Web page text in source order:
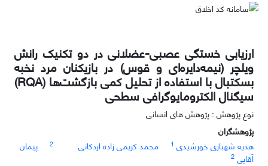
ارزیابی خستگی عصبی-عضلانی در دو تکنیک رانش
ویلچر (نیمه‌دایره‌ای و قوس) در بازیکنان مرد نخبه
بسکتبال با استفاده از تحلیل کمی بازگشت‌ها (RQA)
سیگنال الکترومایوگرافی سطحی
نوع پژوهش : پژوهش های انسانی
پژوهشگران
هدیه شهبازی خورشیدی 1 محمد کریمی زاده اردکانی 2
پیمان
آقایی 2